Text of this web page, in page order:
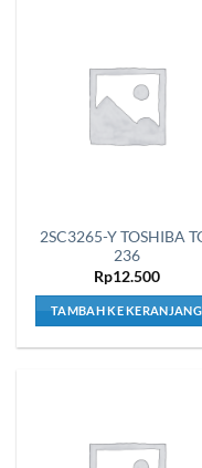
2SC3265-Y TOSHIBA
236
Rp12.500
TAMBAH KE KERANJANG